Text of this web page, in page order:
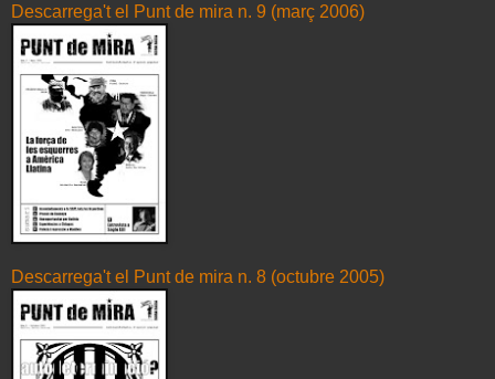
Descarrega't el Punt de mira n. 9 (març 2006)
Descarrega't el Punt de mira n. 8 (octubre 2005)